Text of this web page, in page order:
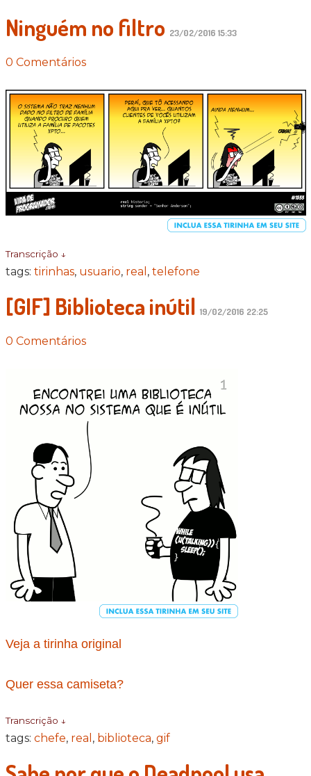
Ninguém no filtro 23/02/2016 15:33
0 Comentários
Transcrição ↓
tags: tirinhas, usuario, real , telefone
[GIF] Biblioteca inútil 19/02/2016 22:25
0 Comentários
Veja a tirinha original
Quer essa camiseta?
Transcrição ↓
tags: chefe, real , biblioteca, gif